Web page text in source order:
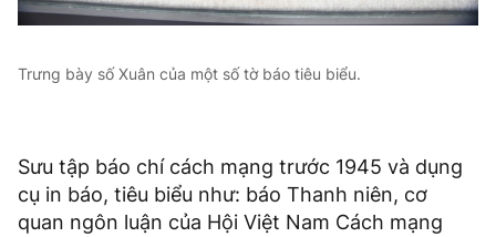
Trưng bày số Xuân của một số tờ báo tiêu biểu.
Sưu tập báo chí cách mạng trước 1945 và dụng
cụ in báo, tiêu biểu như: báo Thanh niên, cơ
quan ngôn luận của Hội Việt Nam Cách mạng